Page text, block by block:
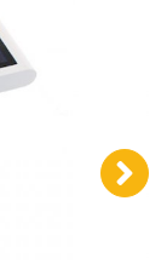
›